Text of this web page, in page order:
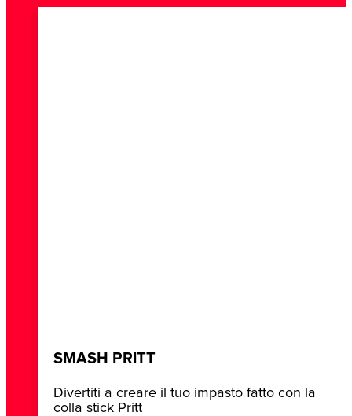
SMASH PRITT
Divertiti a creare il tuo impasto fatto con la
colla stick Pritt